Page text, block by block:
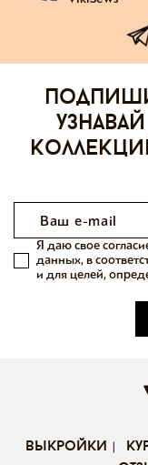
Я даю свое
данных, в
и для целей,
выкройки